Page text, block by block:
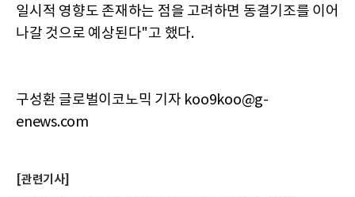
일시적 영향도 존재하는 점을 고려하면 동결기조를 이어
나갈 것으로 예상된다"고 했다.
구성환 글로벌이코노믹 기자 koo9koo@g-
enews.com
[관련기사]